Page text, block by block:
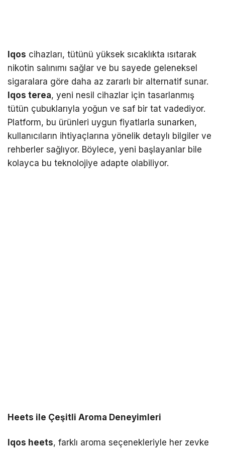
Iqos cihazları, tütünü yüksek sıcaklıkta ısıtarak
nikotin salınımı sağlar ve bu sayede geleneksel
sigaralara göre daha az zararlı bir alternatif sunar.
Iqos terea, yeni nesil cihazlar için tasarlanmış
tütün çubuklarıyla yoğun ve saf bir tat vadediyor.
Platform, bu ürünleri uygun fiyatlarla sunarken,
kullanıcıların ihtiyaçlarına yönelik detaylı bilgiler ve
rehberler sağlıyor. Böylece, yeni başlayanlar bile
kolayca bu teknolojiye adapte olabiliyor.
Heets ile Çeşitli Aroma Deneyimleri
Iqos heets, farklı aroma seçenekleriyle her zevke